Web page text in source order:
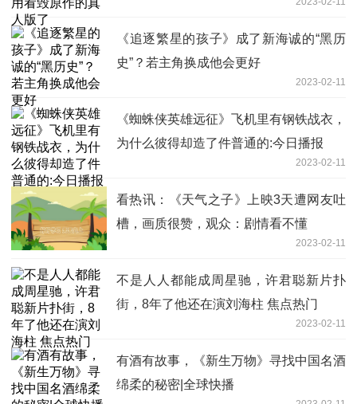
《追逐繁星的孩子》成了新海诚的“黑历
史”？若主角换成他会更好
2023-02-11
《蜘蛛侠英雄远征》飞机里有钢铁战衣，
为什么彼得却造了件普通的:今日播报
2023-02-11
看热讯：《天气之子》上映3天遭网友吐
槽，画质很赞，观众：剧情看不懂
2023-02-11
不是人人都能成周星驰，许君聪新片扑
街，8年了他还在演刘海柱 焦点热门
2023-02-11
有酒有故事，《新生万物》寻找中国名酒
绵柔的秘密|全球快播